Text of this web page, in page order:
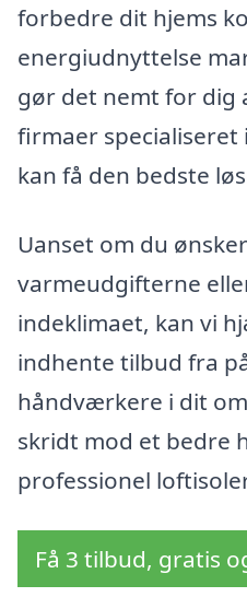
forbedre dit hjems
energiudnyttelse
gør det nemt for dig
firmaer specialiseret
kan få den bedste
Uanset om du
varmeudgifterne
indeklimaet, kan vi
indhente tilbud fra
håndværkere i dit
skridt mod et bedre
professionel
Få 3 tilbud, gratis